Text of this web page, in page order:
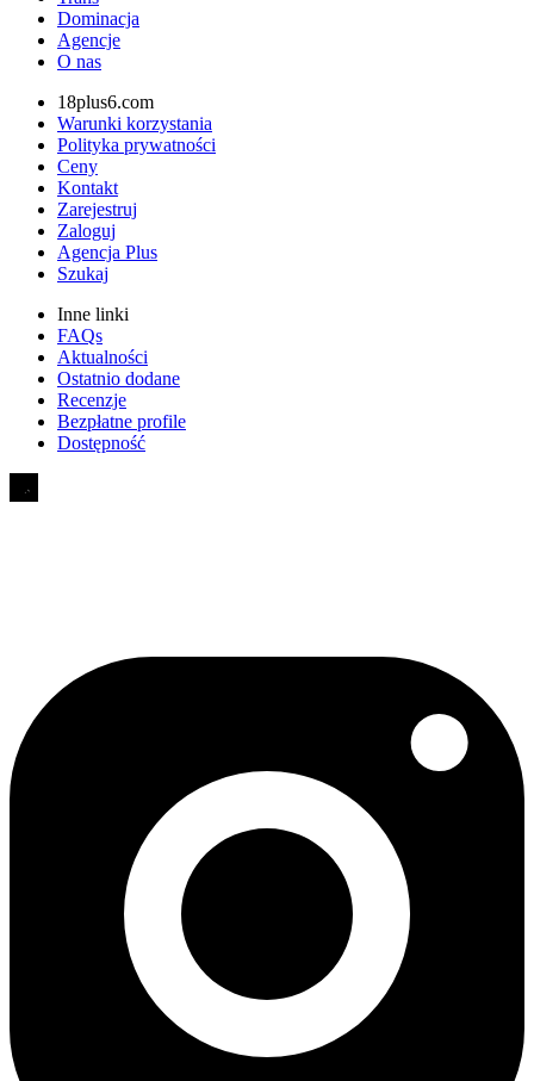
Dominacja
Agencje
O nas
18plus6.com
Warunki korzystania
Polityka prywatności
Ceny
Kontakt
Zarejestruj
Zaloguj
Agencja Plus
Szukaj
Inne linki
FAQs
Aktualności
Ostatnio dodane
Recenzje
Bezpłatne profile
Dostępność